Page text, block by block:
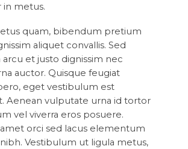
metus.
quam, bibendum pretium
aliquet convallis. Sed
et justo dignissim nec
auctor. Quisque feugiat
eget vestibulum est
Aenean vulputate urna id tortor
vel viverra eros posuere.
orci sed lacus elementum
Vestibulum ut ligula metus,